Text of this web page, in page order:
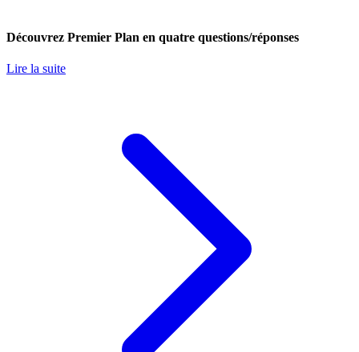
Découvrez Premier Plan en quatre questions/réponses
Lire la suite